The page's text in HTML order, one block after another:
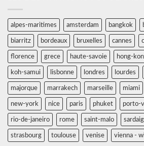
alpes-maritimes amsterdam bangkok
biarritz bordeaux bruxelles cannes
florence grece haute-savoie hong-
koh-samui lisbonne londres lourdes
majorque marrakech marseille miami
new-york nice paris phuket porto-
rio-de-janeiro rome saint-malo
strasbourg toulouse venise vienna -